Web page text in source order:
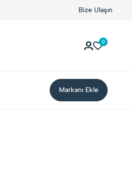
Bize Ulaşın
0
Markanı Ekle